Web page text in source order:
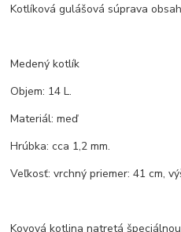
Kotlíková gulášová súprava
Medený kotlík
Objem: 14 L.
Materiál: meď
Hrúbka: cca 1,2 mm.
Veľkosť: vrchný priemer: 41 cm,
Kovová kotlina natretá